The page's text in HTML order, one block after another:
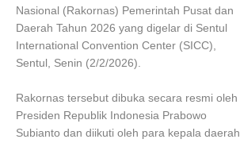
Nasional (Rakornas) Pemerintah Pusat dan
Daerah Tahun 2026 yang digelar di Sentul
International Convention Center (SICC),
Sentul, Senin (2/2/2026).
Rakornas tersebut dibuka secara resmi oleh
Presiden Republik Indonesia Prabowo
Subianto dan diikuti oleh para kepala daerah